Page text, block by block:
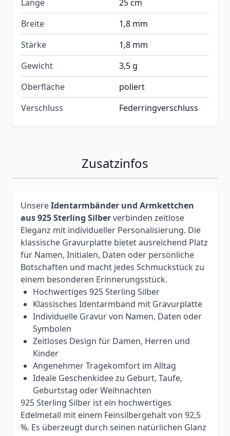
Länge
25 cm
Breite
1,8 mm
Stärke
1,8 mm
Gewicht
3,5 g
Oberfläche
poliert
Verschluss
Federringverschluss
Zusatzinfos
UnsereIdentarmbänder und Armkettchen
aus 925 Sterling Silberverbinden zeitlose
Eleganz mit individueller Personalisierung. Die
klassische Gravurplatte bietet ausreichend Platz
für Namen, Initialen, Daten oder persönliche
Botschaften und macht jedes Schmuckstück zu
einem besonderen Erinnerungsstück.
Hochwertiges 925 Sterling Silber
Klassisches Identarmband mit Gravurplatte
Individuelle Gravur von Namen, Daten oder
Symbolen
Zeitloses Design für Damen, Herren und
Kinder
Angenehmer Tragekomfort im Alltag
Ideale Geschenkidee zu Geburt, Taufe,
Geburtstag oder Weihnachten
925 Sterling Silber ist ein hochwertiges
Edelmetall mit einem Feinsilbergehalt von 92,5
%. Es überzeugt durch seinen natürlichen Glanz